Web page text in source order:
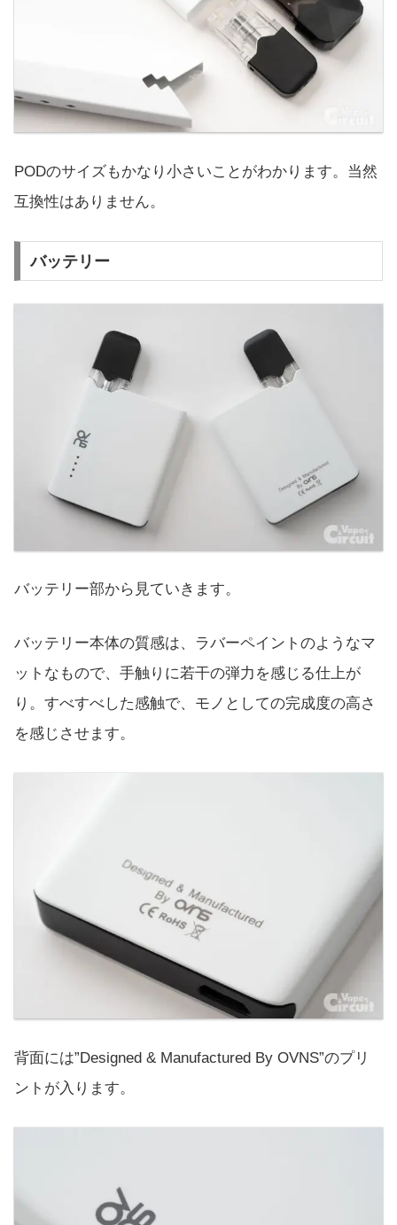
PODのサイズもかなり小さいことがわかります。当然
互換性はありません。
バッテリー
バッテリー部から見ていきます。
バッテリー本体の質感は、ラバーペイントのようなマ
ットなもので、手触りに若干の弾力を感じる仕上が
り。すべすべした感触で、モノとしての完成度の高さ
を感じさせます。
背面には”Designed & Manufactured By OVNS”のプリ
ントが入ります。